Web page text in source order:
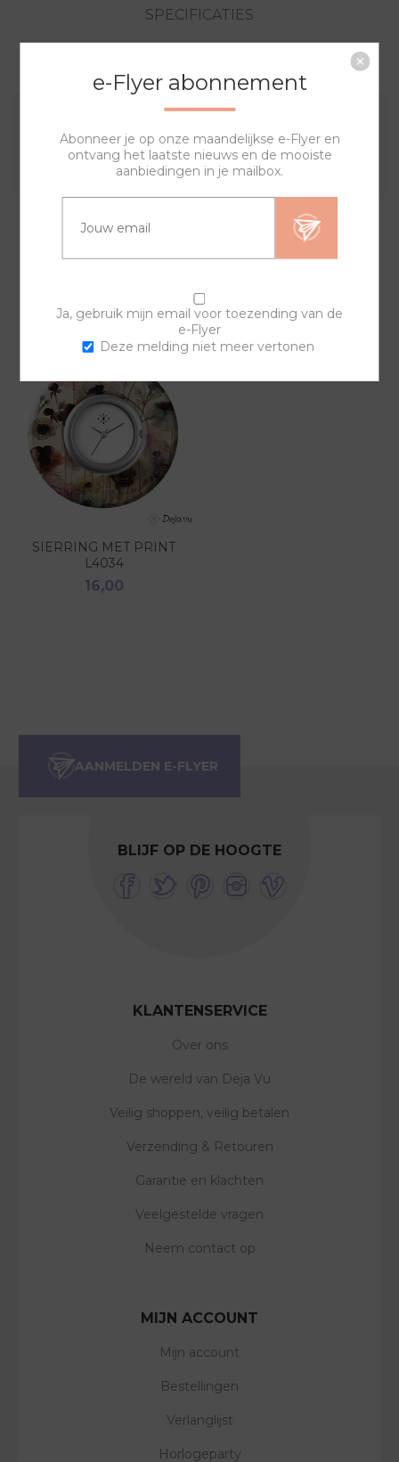
SPECIFICATIES
Combineer deze sierring met een van de andere
sierringen en horlogebanden voor een trendy horloge.
SIERRING MET PRINT
L4034
16,00
BLIJF OP DE HOOGTE
KLANTENSERVICE
Over ons
De wereld van Deja Vu
Veilig shoppen, veilig betalen
Verzending & Retouren
Garantie en klachten
Veelgestelde vragen
Neem contact op
MIJN ACCOUNT
Mijn account
Bestellingen
Verlanglijst
Horlogeparty
e-Flyer abonnement
Abonneer je op onze maandelijkse e-Flyer en
ontvang het laatste nieuws en de mooiste
aanbiedingen in je mailbox.
Ja, gebruik mijn email voor toezending van de
e-Flyer
Deze melding niet meer vertonen